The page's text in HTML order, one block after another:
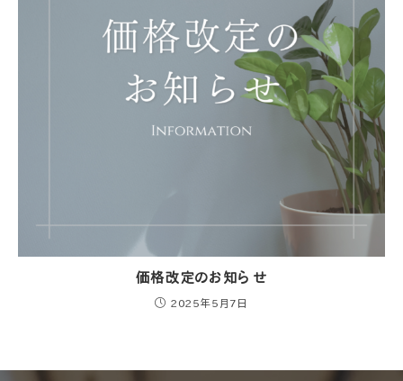
価格改定のお知らせ
2025年5月7日